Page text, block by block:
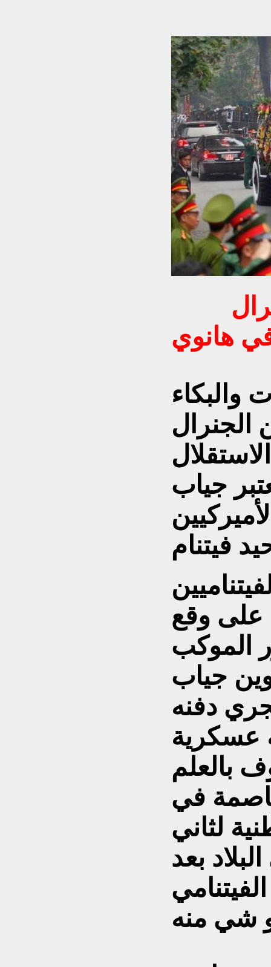
هانوي
والبكاء
الجنرال
جياب
على وقع
الموكب
جياب
دفنه
عسكرية
بالعلم
في
لثاني
بعد